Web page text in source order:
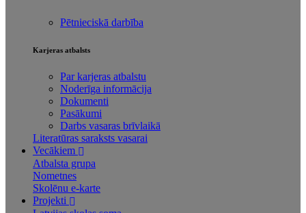
Pētnieciskā darbība
Karjeras atbalsts
Par karjeras atbalstu
Noderīga informācija
Dokumenti
Pasākumi
Darbs vasaras brīvlaikā
Literatūras saraksts vasarai
Vecākiem
Atbalsta grupa
Nometnes
Skolēnu e-karte
Projekti